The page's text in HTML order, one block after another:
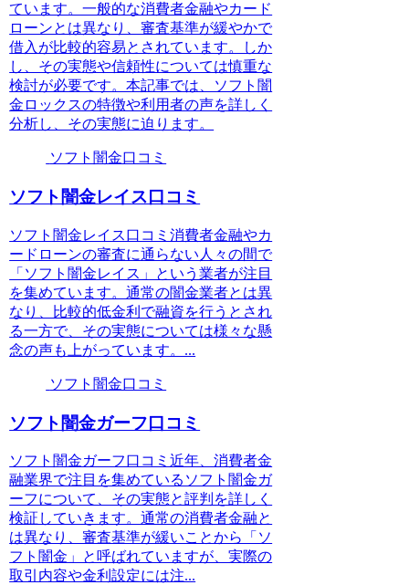
ています。一般的な消費者金融やカード
ローンとは異なり、審査基準が緩やかで
借入が比較的容易とされています。しか
し、その実態や信頼性については慎重な
検討が必要です。本記事では、ソフト闇
金ロックスの特徴や利用者の声を詳しく
分析し、その実態に迫ります。
ソフト闇金口コミ
ソフト闇金レイス口コミ
ソフト闇金レイス口コミ消費者金融やカ
ードローンの審査に通らない人々の間で
「ソフト闇金レイス」という業者が注目
を集めています。通常の闇金業者とは異
なり、比較的低金利で融資を行うとされ
る一方で、その実態については様々な懸
念の声も上がっています。...
ソフト闇金口コミ
ソフト闇金ガーフ口コミ
ソフト闇金ガーフ口コミ近年、消費者金
融業界で注目を集めているソフト闇金ガ
ーフについて、その実態と評判を詳しく
検証していきます。通常の消費者金融と
は異なり、審査基準が緩いことから「ソ
フト闇金」と呼ばれていますが、実際の
取引内容や金利設定には注...